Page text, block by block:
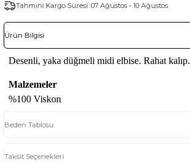
Tahmini Kargo Süresi :07 Ağustos - 10 Ağustos
Ürün Bilgisi
Desenli, yaka düğmeli midi elbise. Rahat kalıp.
Malzemeler
%100 Viskon
Beden Tablosu
Taksit Seçenekleri